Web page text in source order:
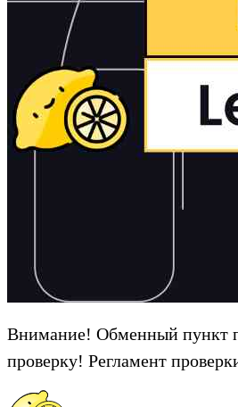
Внимание! Обменный пункт
проверку! Регламент